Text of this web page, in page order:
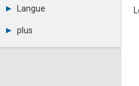
Par métier
Par contrat
Langue
Español
plus
Actualités